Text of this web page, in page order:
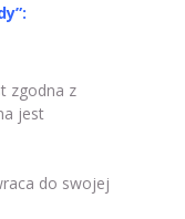
zgodna z
jest
do swojej